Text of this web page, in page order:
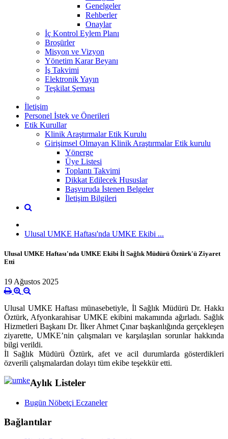
Genelgeler
Rehberler
Onaylar
İç Kontrol Eylem Planı
Broşürler
Misyon ve Vizyon
Yönetim Karar Beyanı
İş Takvimi
Elektronik Yayın
Teşkilat Şeması
İletişim
Personel İstek ve Önerileri
Etik Kurullar
Klinik Araştırmalar Etik Kurulu
Girişimsel Olmayan Klinik Araştırmalar Etik kurulu
Yönerge
Üye Listesi
Toplantı Takvimi
Dikkat Edilecek Hususlar
Başvuruda İstenen Belgeler
İletişim Bilgileri
Ulusal UMKE Haftası'nda UMKE Ekibi ...
Ulusal UMKE Haftası'nda UMKE Ekibi İl Sağlık Müdürü Öztürk'ü Ziyaret
Etti
19 Ağustos 2025
Ulusal UMKE Haftası münasebetiyle, İl Sağlık Müdürü Dr. Hakkı
Öztürk, Afyonkarahisar UMKE ekibini makamında ağırladı. Sağlık
Hizmetleri Başkanı Dr. İlker Ahmet Çınar başkanlığında gerçekleşen
ziyarette, UMKE’nin çalışmaları ve karşılaşılan sorunlar hakkında
bilgi verildi.
İl Sağlık Müdürü Öztürk, afet ve acil durumlarda gösterdikleri
özverili çalışmalardan dolayı tüm ekibe teşekkür etti.
Aylık Listeler
Bugün Nöbetçi Eczaneler
Bağlantılar